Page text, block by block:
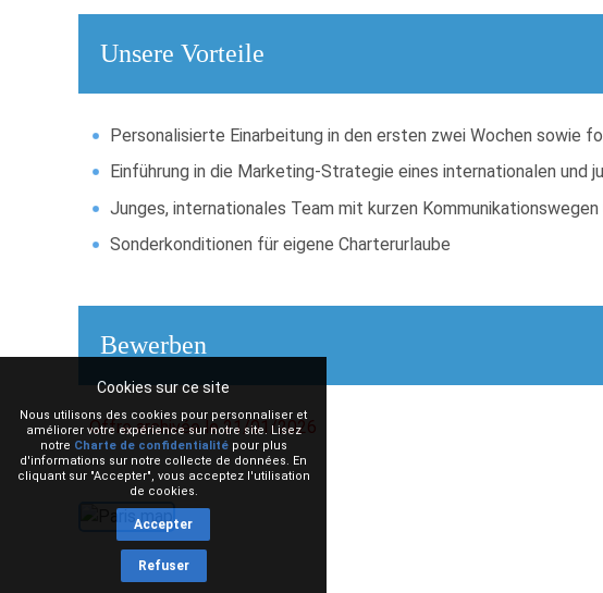
Unsere Vorteile
Personalisierte Einarbeitung in den ersten zwei Wochen sowie
Einführung in die Marketing-Strategie eines internationalen und
Junges, internationales Team mit kurzen Kommunikationswegen
Sonderkonditionen für eigene Charterurlaube
Bewerben
Offre archivée le 21/01/2026
Cookies sur ce site
Nous utilisons des cookies pour personnaliser et
améliorer votre expérience sur notre site. Lisez
notre Charte de confidentialitépour plus
d'informations sur notre collecte de données. En
cliquant sur "Accepter", vous acceptez l'utilisation
de cookies.
Accepter
Refuser